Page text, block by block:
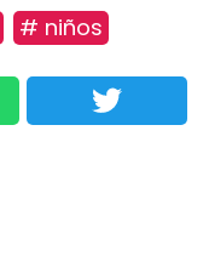
# niños